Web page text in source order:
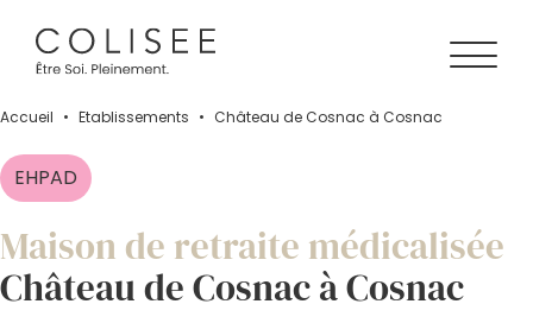
Accueil • Établissements • Château de Cosnac à Cosnac
EHPAD
Maison de retraite médicalisée
Château de Cosnac à Cosnac